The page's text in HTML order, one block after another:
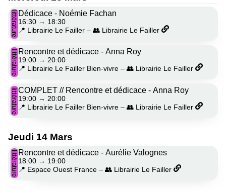
littératureDédicace - Noémie Fachan
16:30 → 18:30
📍 Librairie Le Failler – 👥 Librairie Le Failler
littératureRencontre et dédicace - Anna Roy
19:00 → 20:00
📍 Librairie Le Failler Bien-vivre – 👥 Librairie Le Failler
littératureCOMPLET // Rencontre et dédicace - Anna Roy
19:00 → 20:00
📍 Librairie Le Failler Bien-vivre – 👥 Librairie Le Failler
Jeudi 14 Mars
littératureRencontre et dédicace - Aurélie Valognes
18:00 → 19:00
📍 Espace Ouest France – 👥 Librairie Le Failler